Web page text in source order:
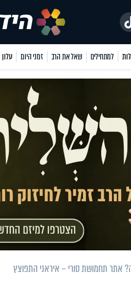
למתחילים שאל את הרב זמני היום עלון
אתר תחמושת סורי – איראני התפוצץ